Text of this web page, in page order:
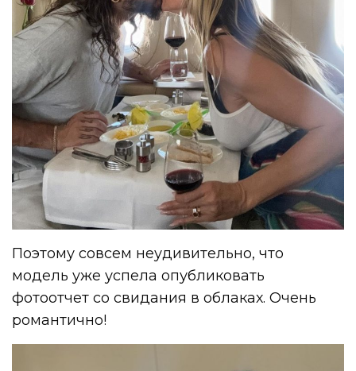
Поэтому совсем неудивительно, что
модель уже успела опубликовать
фотоотчет со свидания в облаках. Очень
романтично!